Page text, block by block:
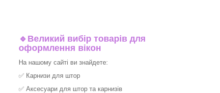
🔹 Великий вибір товарів для
оформлення вікон
На нашому сайті ви знайдете:
✅ Карнизи для штор
✅ Аксесуари для штор та карнизів